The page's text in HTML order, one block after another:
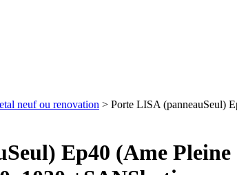
neuf ou renovation > Porte LISA (panneauSeul)
Ep40 (Ame